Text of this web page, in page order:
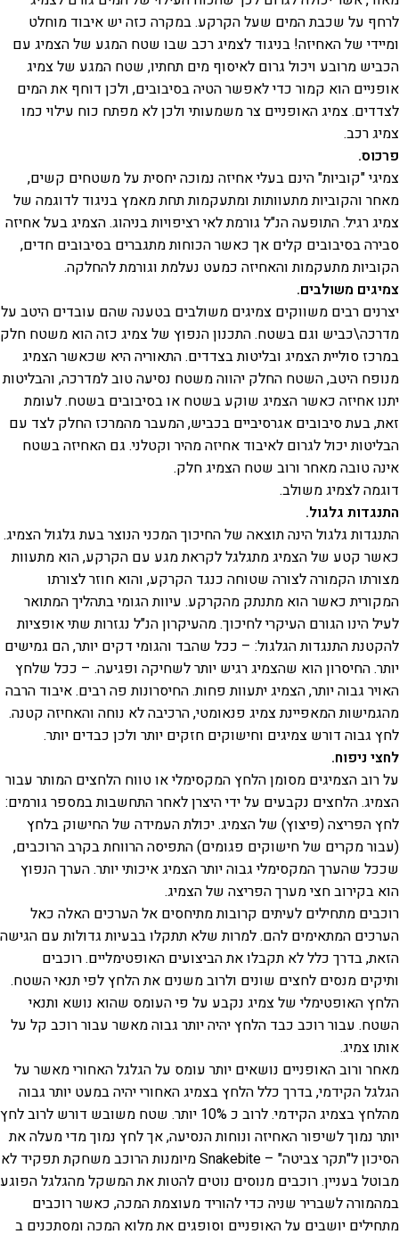
לרחף על שכבת המים שעל הקרקע. במקרה כזה יש איבוד מוחלט
ומיידי של האחיזה! בניגוד לצמיג רכב שבו שטח המגע של הצמיג עם
הכביש מרובע ויכול גרום לאיסוף מים תחתיו, שטח המגע של צמיג
אופניים הוא קמור כדי לאפשר הטיה בסיבובים, ולכן דוחף את המים
לצדדים. צמיג האופניים צר משמעותי ולכן לא מפתח כוח עילוי כמו
צמיג רכב.
פרכוס.
צמיגי "קוביות" הינם בעלי אחיזה נמוכה יחסית על משטחים קשים,
מאחר והקוביות מתעוותות ומתעקמות תחת מאמץ בניגוד לדוגמה של
צמיג רגיל. התופעה הנ"ל גורמת לאי רציפויות בניהוג. הצמיג בעל אחיזה
סבירה בסיבובים קלים אך כאשר הכוחות מתגברים בסיבובים חדים,
הקוביות מתעקמות והאחיזה כמעט נעלמת וגורמת להחלקה.
צמיגים משולבים.
יצרנים רבים משווקים צמיגים משולבים בטענה שהם עובדים היטב על
מדרכה\כביש וגם בשטח. התכנון הנפוץ של צמיג כזה הוא משטח חלק
במרכז סוליית הצמיג ובליטות בצדדים. התאוריה היא שכאשר הצמיג
מנופח היטב, השטח החלק יהווה משטח נסיעה טוב למדרכה, והבליטות
יתנו אחיזה כאשר הצמיג שוקע בשטח או בסיבובים בשטח. לעומת
זאת, בעת סיבובים אגרסיביים בכביש, המעבר מהמרכז החלק לצד עם
הבליטות יכול לגרום לאיבוד אחיזה מהיר וקטלני. גם האחיזה בשטח
אינה טובה מאחר ורוב שטח הצמיג חלק.
דוגמה לצמיג משולב.
התנגדות גלגול.
התנגדות גלגול הינה תוצאה של החיכוך המכני הנוצר בעת גלגול הצמיג.
כאשר קטע של הצמיג מתגלגל לקראת מגע עם הקרקע, הוא מתעוות
מצורתו הקמורה לצורה שטוחה כנגד הקרקע, והוא חוזר לצורתו
המקורית כאשר הוא מתנתק מהקרקע. עיוות הגומי בתהליך המתואר
לעיל הינו הגורם העיקרי לחיכוך. מהעיקרון הנ"ל נגזרות שתי אופציות
להקטנת התנגדות הגלגול: – ככל שהבד והגומי דקים יותר, הם גמישים
יותר. החיסרון הוא שהצמיג רגיש יותר לשחיקה ופגיעה. – ככל שלחץ
האויר גבוה יותר, הצמיג יתעוות פחות. החיסרונות פה רבים. איבוד הרבה
מהגמישות המאפיינת צמיג פנאומטי, הרכיבה לא נוחה והאחיזה קטנה.
לחץ גבוה דורש צמיגים וחישוקים חזקים יותר ולכן כבדים יותר.
לחצי ניפוח.
על רוב הצמיגים מסומן הלחץ המקסימלי או טווח הלחצים המותר עבור
הצמיג. הלחצים נקבעים על ידי היצרן לאחר התחשבות במספר גורמים:
לחץ הפריצה (פיצוץ) של הצמיג. יכולת העמידה של החישוק בלחץ
(עבור מקרים של חישוקים פגומים) התפיסה הרווחת בקרב הרוכבים,
שככל שהערך המקסימלי גבוה יותר הצמיג איכותי יותר. הערך הנפוץ
הוא בקירוב חצי מערך הפריצה של הצמיג.
רוכבים מתחילים לעיתים קרובות מתיחסים אל הערכים האלה כאל
הערכים המתאימים להם. למרות שלא תתקלו בבעיות גדולות עם הגישה
הזאת, בדרך כלל לא תקבלו את הביצועים האופטימליים. רוכבים
ותיקים מנסים לחצים שונים ולרוב משנים את הלחץ לפי תנאי השטח.
הלחץ האופטימלי של צמיג נקבע על פי העומס שהוא נושא ותנאי
השטח. עבור רוכב כבד הלחץ יהיה יותר גבוה מאשר עבור רוכב קל על
אותו צמיג.
מאחר ורוב האופניים נושאים יותר עומס על הגלגל האחורי מאשר על
הגלגל הקידמי, בדרך כלל הלחץ בצמיג האחורי יהיה במעט יותר גבוה
מהלחץ בצמיג הקידמי. לרוב כ 10% יותר. שטח משובש דורש לרוב לחץ
יותר נמוך לשיפור האחיזה ונוחות הנסיעה, אך לחץ נמוך מדי מעלה את
הסיכון ל"תקר צביטה" – Snakebite מיומנות הרוכב משחקת תפקיד לא
מבוטל בעניין. רוכבים מנוסים נוטים להטות את המשקל מהגלגל הפוגע
במהמורה לשבריר שניה כדי להוריד מעוצמת המכה, כאשר רוכבים
מתחילים יושבים על האופניים וסופגים את מלוא המכה ומסתכנים ב